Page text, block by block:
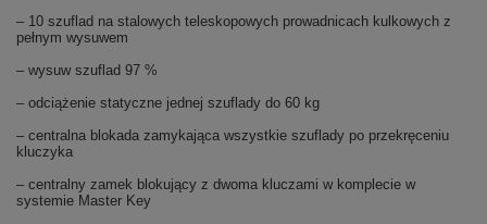
– 10 szuflad na stalowych teleskopowych prowadnicach kulkowych z
pełnym wysuwem
– wysuw szuflad 97 %
– odciążenie statyczne jednej szuflady do 60 kg
– centralna blokada zamykająca wszystkie szuflady po przekręceniu
kluczyka
– centralny zamek blokujący z dwoma kluczami w komplecie w
systemie Master Key